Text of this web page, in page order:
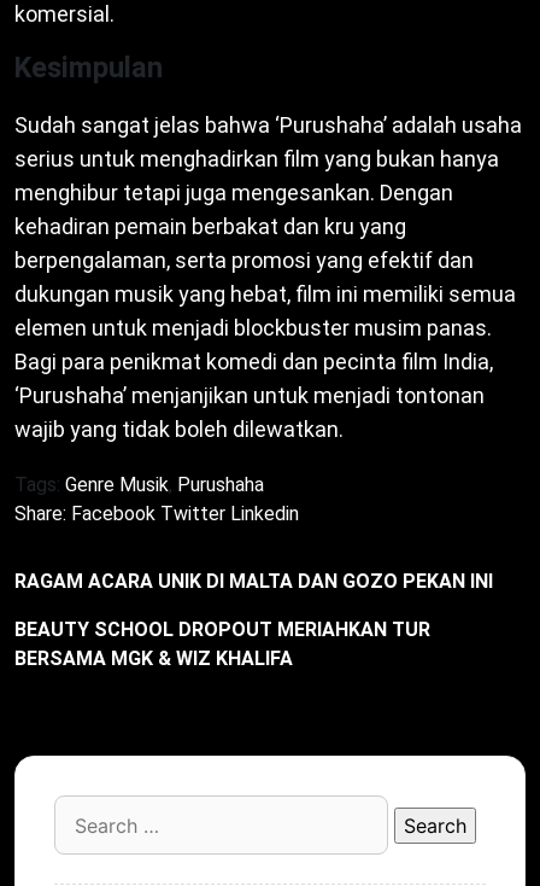
komersial.
Kesimpulan
Sudah sangat jelas bahwa ‘Purushaha’ adalah usaha
serius untuk menghadirkan film yang bukan hanya
menghibur tetapi juga mengesankan. Dengan
kehadiran pemain berbakat dan kru yang
berpengalaman, serta promosi yang efektif dan
dukungan musik yang hebat, film ini memiliki semua
elemen untuk menjadi blockbuster musim panas.
Bagi para penikmat komedi dan pecinta film India,
‘Purushaha’ menjanjikan untuk menjadi tontonan
wajib yang tidak boleh dilewatkan.
Tags: Genre Musik, Purushaha
Share: Facebook Twitter Linkedin
RAGAM ACARA UNIK DI MALTA DAN GOZO PEKAN INI
BEAUTY SCHOOL DROPOUT MERIAHKAN TUR
BERSAMA MGK & WIZ KHALIFA
Search
for: